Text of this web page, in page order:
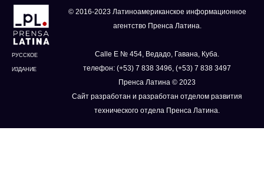
РУССКОЕ
ИЗДАНИЕ
© 2016-2023 Латиноамериканское информационное
агентство Пренса Латина.
Calle E № 454, Ведадо, Гавана, Куба.
телефон: (+53) 7 838 3496, (+53) 7 838 3497
Пренса Латина © 2023
Сайт разработан и разработан отделом развития
технического отдела Пренса Латина.